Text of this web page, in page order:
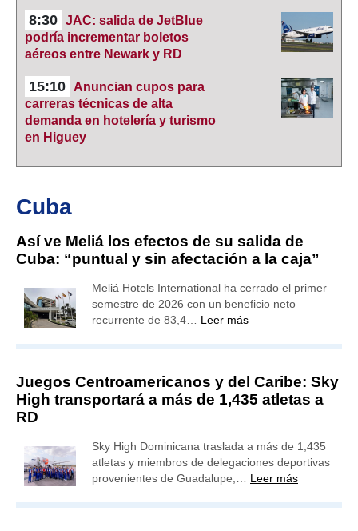
8:30 JAC: salida de JetBlue
podría incrementar boletos
aéreos entre Newark y RD
15:10
Anuncian cupos para
carreras técnicas de alta
demanda en hotelería y turismo
en Higuey
Cuba
Así ve Meliá los efectos de su salida de
Cuba: “puntual y sin afectación a la caja”
Meliá Hotels International ha cerrado el primer
semestre de 2026 con un beneficio neto
recurrente de 83,4… Leer más
Juegos Centroamericanos y del Caribe: Sky
High transportará a más de 1,435 atletas a
RD
Sky High Dominicana traslada a más de 1,435
atletas y miembros de delegaciones deportivas
provenientes de Guadalupe,… Leer más